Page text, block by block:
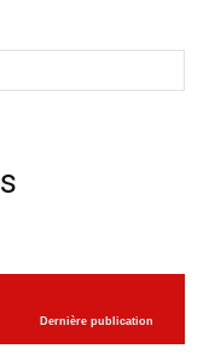
Dernière publication